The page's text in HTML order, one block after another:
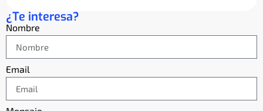
¿Te interesa?
Nombre
Email